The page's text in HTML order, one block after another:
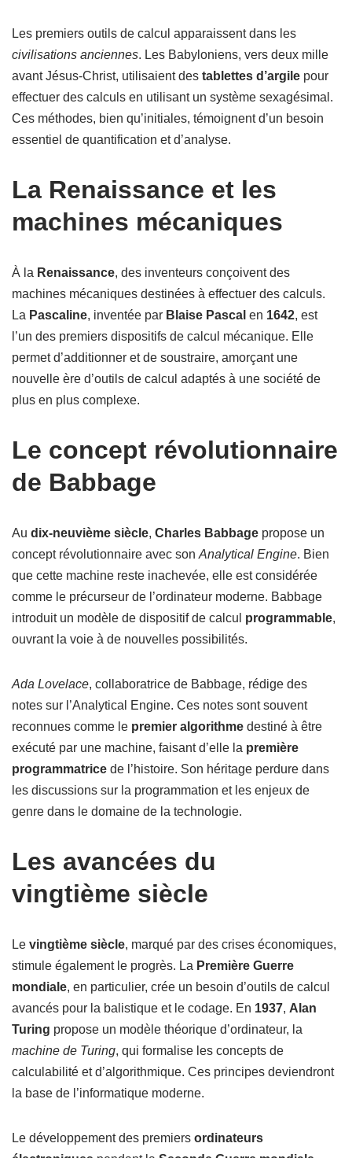
Les premiers outils de calcul apparaissent dans les
civilisations anciennes. Les Babyloniens, vers deux mille
avant Jésus-Christ, utilisaient des tablettes d’argile pour
effectuer des calculs en utilisant un système sexagésimal.
Ces méthodes, bien qu’initiales, témoignent d’un besoin
essentiel de quantification et d’analyse.
La Renaissance et les
machines mécaniques
À la Renaissance, des inventeurs conçoivent des
machines mécaniques destinées à effectuer des calculs.
La Pascaline, inventée par Blaise Pascal en 1642, est
l’un des premiers dispositifs de calcul mécanique. Elle
permet d’additionner et de soustraire, amorçant une
nouvelle ère d’outils de calcul adaptés à une société de
plus en plus complexe.
Le concept révolutionnaire
de Babbage
Au dix-neuvième siècle, Charles Babbage propose un
concept révolutionnaire avec son Analytical Engine. Bien
que cette machine reste inachevée, elle est considérée
comme le précurseur de l’ordinateur moderne. Babbage
introduit un modèle de dispositif de calcul programmable,
ouvrant la voie à de nouvelles possibilités.
Ada Lovelace, collaboratrice de Babbage, rédige des
notes sur l’Analytical Engine. Ces notes sont souvent
reconnues comme le premier algorithme destiné à être
exécuté par une machine, faisant d’elle la première
programmatrice de l’histoire. Son héritage perdure dans
les discussions sur la programmation et les enjeux de
genre dans le domaine de la technologie.
Les avancées du
vingtième siècle
Le vingtième siècle, marqué par des crises économiques,
stimule également le progrès. La Première Guerre
mondiale, en particulier, crée un besoin d’outils de calcul
avancés pour la balistique et le codage. En 1937, Alan
Turing propose un modèle théorique d’ordinateur, la
machine de Turing, qui formalise les concepts de
calculabilité et d’algorithmique. Ces principes deviendront
la base de l’informatique moderne.
Le développement des premiers ordinateurs